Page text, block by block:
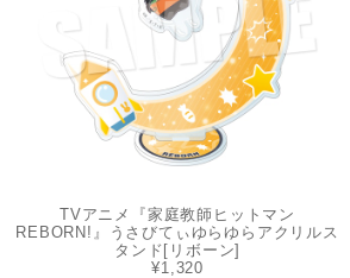
TVアニメ『家庭教師ヒットマン
REBORN!』うさびてぃゆらゆらアクリルス
タンド[リボーン]
¥1,320